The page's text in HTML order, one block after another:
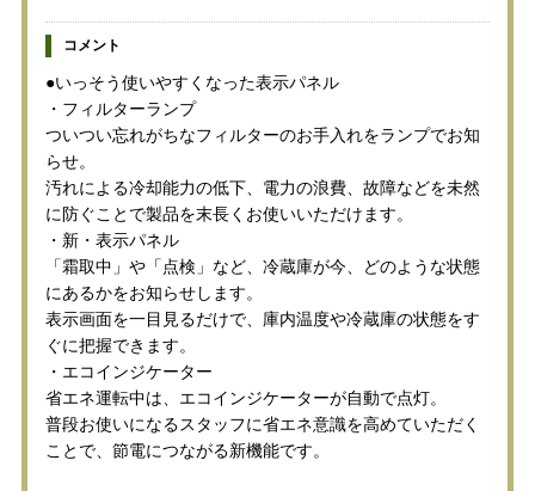
コメント
●いっそう使いやすくなった表示パネル
・フィルターランプ
ついつい忘れがちなフィルターのお手入れをランプでお知
らせ。
汚れによる冷却能力の低下、電力の浪費、故障などを未然
に防ぐことで製品を末長くお使いいただけます。
・新・表示パネル
「霜取中」や「点検」など、冷蔵庫が今、どのような状態
にあるかをお知らせします。
表示画面を一目見るだけで、庫内温度や冷蔵庫の状態をす
ぐに把握できます。
・エコインジケーター
省エネ運転中は、エコインジケーターが自動で点灯。
普段お使いになるスタッフに省エネ意識を高めていただく
ことで、節電につながる新機能です。